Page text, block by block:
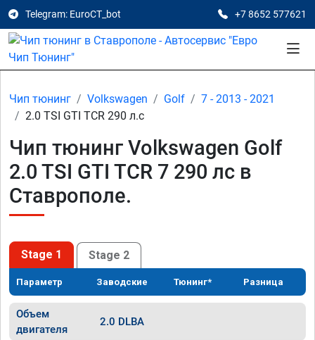
Telegram: EuroCT_bot +7 8652 577621
Чип тюнинг Volkswagen Golf
7 - 2013 - 2021
2.0 TSI GTI TCR 290 л.с
Чип тюнинг Volkswagen Golf
2.0 TSI GTI TCR 7 290 лс в
Ставрополе.
Stage 1 Stage 2
Параметр Заводские Тюнинг* Разница
Объем
двигателя
2.0 DLBA